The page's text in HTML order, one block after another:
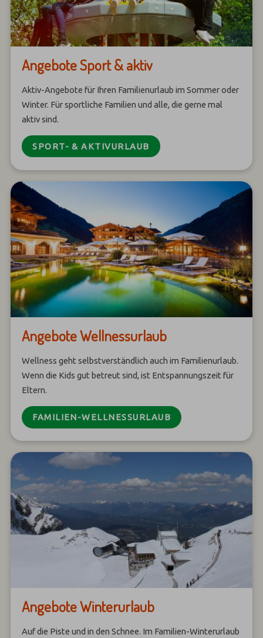
Angebote Sport & aktiv
Aktiv-Angebote für Ihren Familienurlaub im Sommer oder
Winter. Für sportliche Familien und alle, die gerne mal
aktiv sind.
SPORT- & AKTIVURLAUB
Angebote Wellnessurlaub
Wellness geht selbstverständlich auch im Familienurlaub.
Wenn die Kids gut betreut sind, ist Entspannungszeit für
Eltern.
FAMILIEN-WELLNESSURLAUB
Angebote Winterurlaub
Auf die Piste und in den Schnee. Im Familien-Winterurlaub